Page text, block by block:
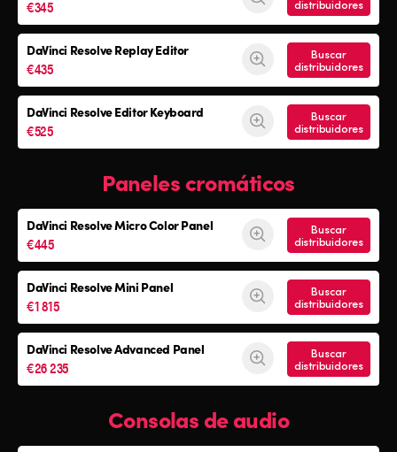
€345 distribuidores
DaVinci ResolveReplay Editor
€435
Buscar
distribuidores
DaVinci ResolveEditor Keyboard
€525
Buscar
distribuidores
Paneles cromáticos
DaVinci ResolveMicro Color Panel
€445
Buscar
distribuidores
DaVinci ResolveMini Panel
€1 815
Buscar
distribuidores
DaVinci Resolve Advanced Panel
€26 235
Buscar
distribuidores
Consolas de audio